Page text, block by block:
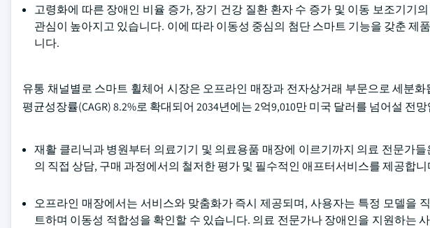
고령화에 따른 장애인 비율 증가, 장기 건강 질환 환자 수 증가 및 이동 보조기기
관심이 높아지고 있습니다. 이에 따라 이동성 중심의 첨단 스마트 기능을 갖춘 제
니다.
유통 채널별로 스마트 휠체어 시장은 오프라인 매장과 전자상거래 부문으로 세분
평균성장률(CAGR) 8.2%로 확대되어 2034년에는 2억9,010만 미국 달러를 넘어설 전
재활 클리닉과 병원부터 의료기기 및 의료용품 매장에 이르기까지 의료 전문가
의 직접 상담, 구매 과정에서의 철저한 평가 및 필수적인 애프터서비스를 제공합니
오프라인 매장에서는 서비스와 맞춤화가 즉시 제공되며, 사용자는 특정 모델을
트하며 이동성 적합성을 확인할 수 있습니다. 의료 전문가나 장애인을 지원하는